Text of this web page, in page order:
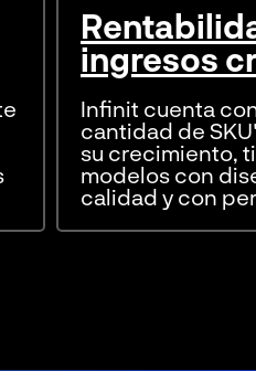
ingresos
Infinit cuenta
cantidad de
su crecimiento,
modelos con
calidad y con